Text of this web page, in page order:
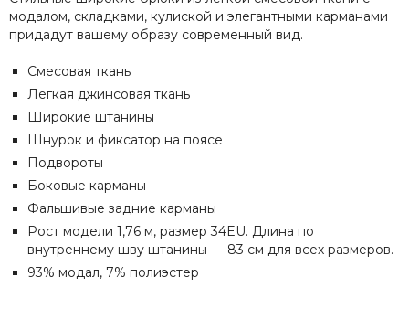
модалом, складками, кулиской и элегантными карманами
придадут вашему образу современный вид.
Смесовая ткань
Легкая джинсовая ткань
Широкие штанины
Шнурок и фиксатор на поясе
Подвороты
Боковые карманы
Фальшивые задние карманы
Рост модели 1,76 м, размер 34EU. Длина по
внутреннему шву штанины — 83 см для всех размеров.
93% модал, 7% полиэстер